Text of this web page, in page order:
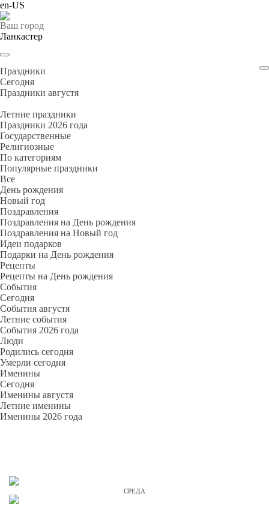
en-US
Ваш город
Ланкастер
Праздники
Cегодня
Праздники августя
Летние праздники
Праздники 2026 года
Государственные
Религиозные
По категориям
Популярные праздники
Все
День рождения
Новый год
Поздравления
Поздравления на День рождения
Поздравления на Новый год
Идеи подарков
Подарки на День рождения
Рецепты
Рецепты на День рождения
События
Cегодня
События августя
Летние события
События 2026 года
Люди
Родились сегодня
Умерли сегодня
Именины
Cегодня
Именины августя
Летние именины
Именины 2026 года
СРЕДА